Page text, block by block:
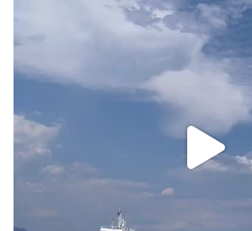
via.carrera
Aug 2